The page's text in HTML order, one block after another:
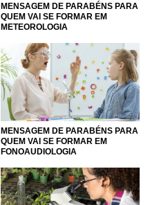
MENSAGEM DE PARABÉNS PARA
QUEM VAI SE FORMAR EM
METEOROLOGIA
MENSAGEM DE PARABÉNS PARA
QUEM VAI SE FORMAR EM
FONOAUDIOLOGIA